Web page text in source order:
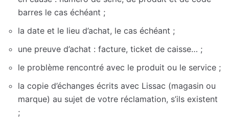
barres le cas échéant ;
la date et le lieu d’achat, le cas échéant ;
une preuve d’achat : facture, ticket de caisse… ;
le problème rencontré avec le produit ou le service ;
la copie d’échanges écrits avec Lissac (magasin ou
marque) au sujet de votre réclamation, s’ils existent
;